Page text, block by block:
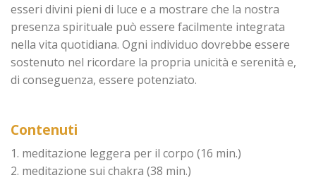
esseri divini pieni di luce e a mostrare che la nostra
presenza spirituale può essere facilmente integrata
nella vita quotidiana. Ogni individuo dovrebbe essere
sostenuto nel ricordare la propria unicità e serenità e,
di conseguenza, essere potenziato.
Contenuti
1. meditazione leggera per il corpo (16 min.)
2. meditazione sui chakra (38 min.)